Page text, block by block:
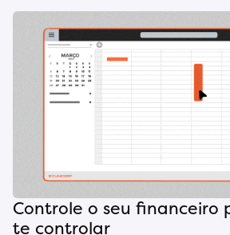
Controle o seu financeiro
te controlar